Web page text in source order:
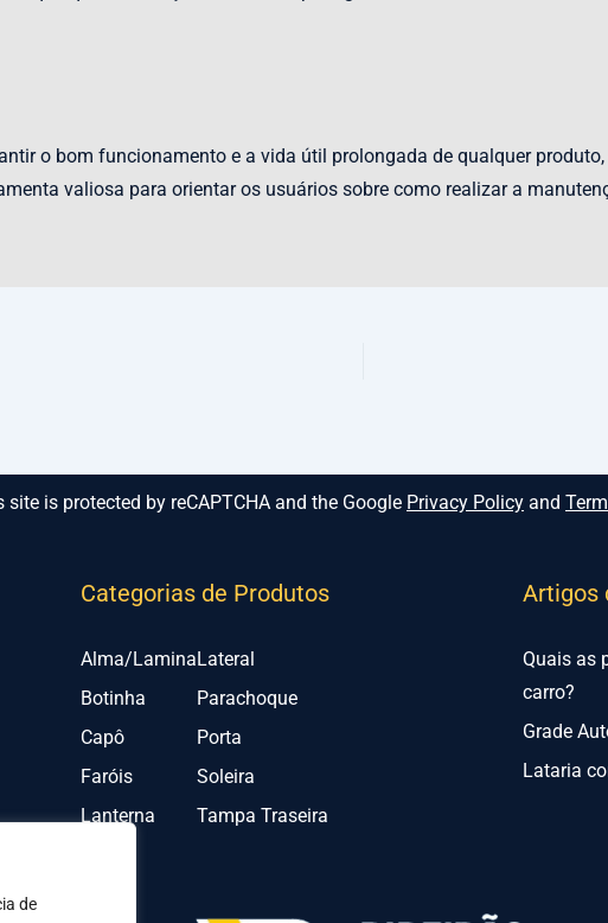
de
o bom funcionamento e a vida útil prolongada de qualquer
valiosa para orientar os usuários sobre como realizar a
site is protected by reCAPTCHA and the Google Privacy Policy and
Categorias de Produtos
Alma/Lamina
Botinha
Capô
Faróis
Lanterna
Lateral
Parachoque
Porta
Soleira
Tampa Traseira
Artigos
Quais as
carro?
Grade
Lataria